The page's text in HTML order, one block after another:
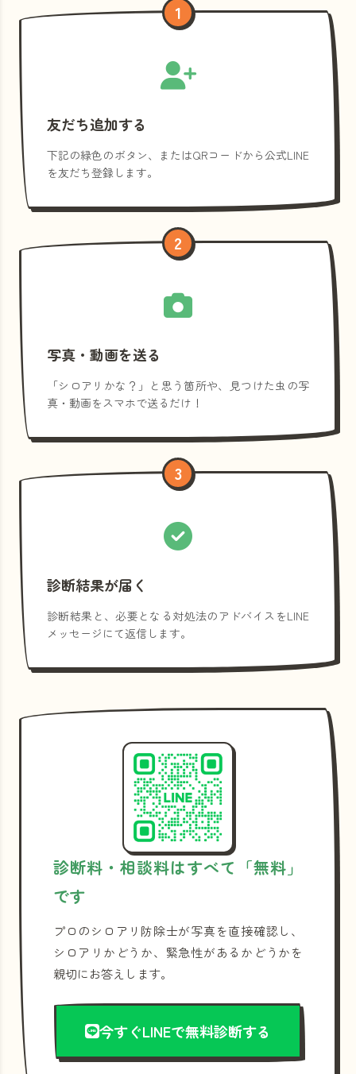
1
友だち追加する
下記の緑色のボタン、またはQRコードから公式LINE
を友だち登録します。
2
写真・動画を送る
「シロアリかな？」と思う箇所や、見つけた虫の写
真・動画をスマホで送るだけ！
3
診断結果が届く
診断結果と、必要となる対処法のアドバイスをLINE
メッセージにて返信します。
診断料・相談料はすべて「無料」
です
プロのシロアリ防除士が写真を直接確認し、
シロアリかどうか、緊急性があるかどうかを
親切にお答えします。
今すぐLINEで無料診断する